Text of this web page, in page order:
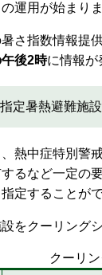
の運用が始まり
さ指数情報提
後2時に情報が
定暑熱避難施
熱中症特別警
るなど一定の
定することが
をクーリング
クーリ